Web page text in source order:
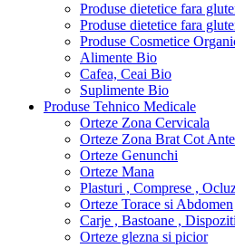
Produse dietetice fara
Produse dietetice fara
Produse Cosmetice
Alimente Bio
Cafea, Ceai Bio
Suplimente Bio
Produse Tehnico Medicale
Orteze Zona Cervicala
Orteze Zona Brat Cot
Orteze Genunchi
Orteze Mana
Plasturi , Comprese ,
Orteze Torace si Abdomen
Carje , Bastoane ,
Orteze glezna si picior